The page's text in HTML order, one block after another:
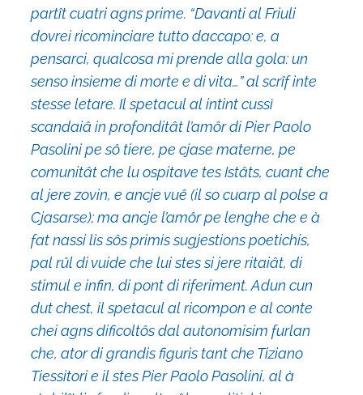
partît cuatri agns prime. “Davanti al Friuli
dovrei ricominciare tutto daccapo: e, a
pensarci, qualcosa mi prende alla gola: un
senso insieme di morte e di vita…” al scrîf inte
stesse letare. Il spetacul al intint cussì
scandaiâ in profonditât l’amôr di Pier Paolo
Pasolini pe sô tiere, pe cjase materne, pe
comunitât che lu ospitave tes Istâts, cuant che
al jere zovin, e ancje vuê (il so cuarp al polse a
Cjasarse); ma ancje l’amôr pe lenghe che e à
fat nassi lis sôs primis sugjestions poetichis,
pal rûl di vuide che lui stes si jere ritaiât, di
stimul e infin, di pont di riferiment. Adun cun
dut chest, il spetacul al ricompon e al conte
chei agns dificoltôs dal autonomisim furlan
che, ator di grandis figuris tant che Tiziano
Tiessitori e il stes Pier Paolo Pasolini, al à